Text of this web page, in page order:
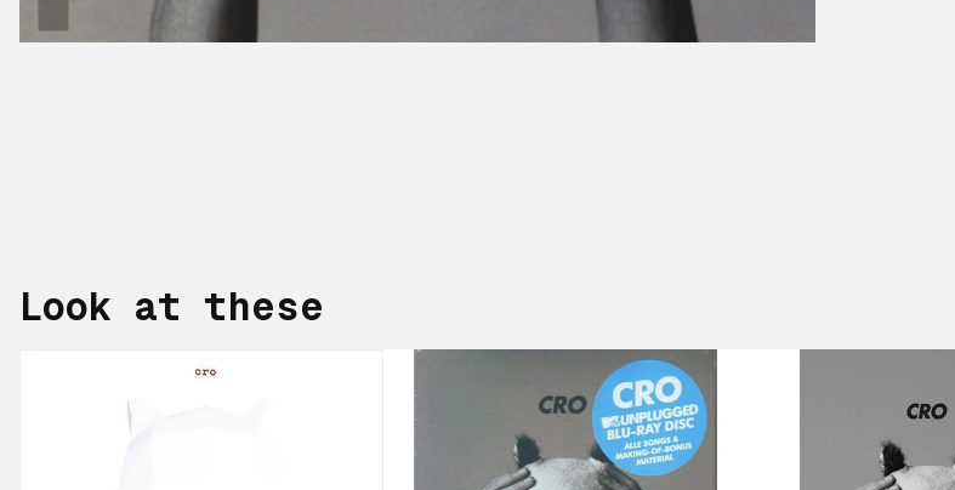
Look at these